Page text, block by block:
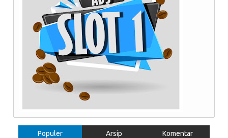
Populer Arsip Komentar